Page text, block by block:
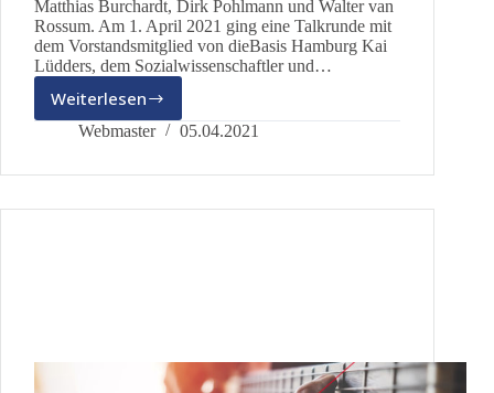
Matthias Burchardt, Dirk Pohlmann und Walter van
Rossum. Am 1. April 2021 ging eine Talkrunde mit
dem Vorstandsmitglied von dieBasis Hamburg Kai
Lüdders, dem Sozialwissenschaftler und…
Weiterlesen
Politik
–
–
Webmaster 05.04.2021